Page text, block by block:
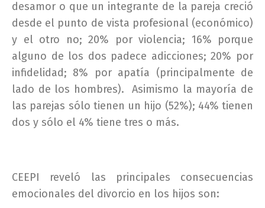
desamor o que un integrante de la pareja creció
desde el punto de vista profesional (económico)
y el otro no; 20% por violencia; 16% porque
alguno de los dos padece adicciones; 20% por
infidelidad; 8% por apatía (principalmente de
lado de los hombres). Asimismo la mayoría de
las parejas sólo tienen un hijo (52%); 44% tienen
dos y sólo el 4% tiene tres o más.
CEEPI reveló las principales consecuencias
emocionales del divorcio en los hijos son: